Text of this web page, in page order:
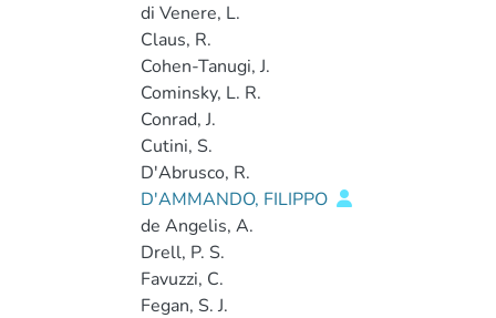
di Venere, L.
Claus, R.
Cohen-Tanugi, J.
Cominsky, L. R.
Conrad, J.
Cutini, S.
D'Abrusco, R.
D'AMMANDO, FILIPPO
de Angelis, A.
Drell, P. S.
Favuzzi, C.
Fegan, S. J.